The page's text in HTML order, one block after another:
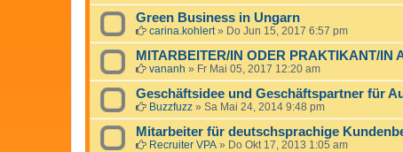
Green Business in Ungarn
carina.kohlert» Do Jun 15, 2017 6:57 pm
MITARBEITER/IN ODER PRAKTIKANT/IN
vananh » Fr Mai 05, 2017 12:20 am
Geschäftsidee und Geschäftspartner für
Buzzfuzz » Sa Mai 24, 2014 9:48 pm
Mitarbeiter für deutschsprachige
Recruiter VPA » Do Okt 17, 2013 1:05 am